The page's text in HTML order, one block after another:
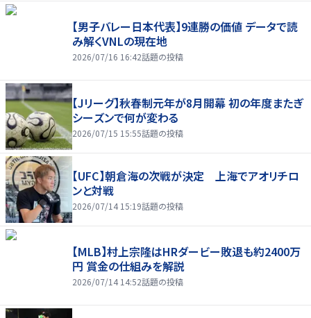
【男子バレー日本代表】9連勝の価値 データで読
み解くVNLの現在地
2026/07/16 16:42話題の投稿
【Jリーグ】秋春制元年が8月開幕 初の年度またぎ
シーズンで何が変わる
2026/07/15 15:55話題の投稿
【UFC】朝倉海の次戦が決定 上海でアオリチロ
ンと対戦
2026/07/14 15:19話題の投稿
【MLB】村上宗隆はHRダービー敗退も約2400万
円 賞金の仕組みを解説
2026/07/14 14:52話題の投稿